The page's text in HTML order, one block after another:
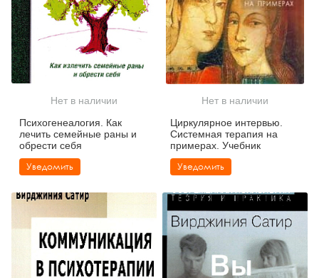
Нет в наличии
Психогенеалогия. Как
лечить семейные раны и
обрести себя
Уведомить
Нет в наличии
Циркулярное интервью.
Системная терапия на
примерах. Учебник
Уведомить